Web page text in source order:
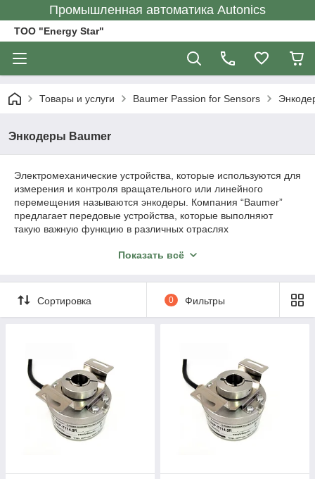
Промышленная автоматика Autonics
ТОО "Energy Star"
Товары и услуги Baumer Passion for Sensors
Энкодеры Baumer
Электромеханические устройства, которые используются для
измерения и контроля вращательного или линейного
перемещения называются энкодеры. Компания “Baumer”
предлагает передовые устройства, которые выполняют
такую важную функцию в различных отраслях
имеют импульсный выход. Также существуют модели с
Показать всё
Сортировка 0 Фильтры